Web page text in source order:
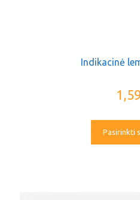
Indikacinė
1,59
Pasirinkti